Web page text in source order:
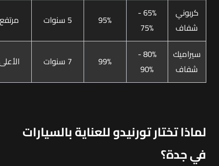
كربوني
شفاف
65% -
75%
95% 5 سنوات مرتفع
سيراميك
شفاف
80% -
90%
99% 7 سنوات
لماذا تختار تورنيدو للعناية بالسيارات
في جدة؟